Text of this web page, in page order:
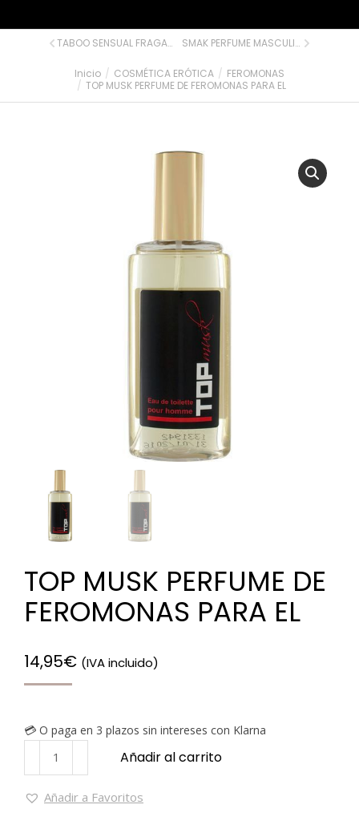
Estás aquí:Inicio COSMÉTICA ERÓTICA
FEROMONAS
TOP MUSK PERFUME DE FEROMONAS PARA EL
TABOO SENSUAL FRAGANCIA FEROMONAS PARA EL SMAK PERFUME MASCULINO PARA HOMBRE
TOP MUSK PERFUME DE
FEROMONAS PARA EL
14,95€ (IVA incluido)
💳 O paga en 3 plazos sin intereses con Klarna
Añadir al carrito
Añadir a Favoritos